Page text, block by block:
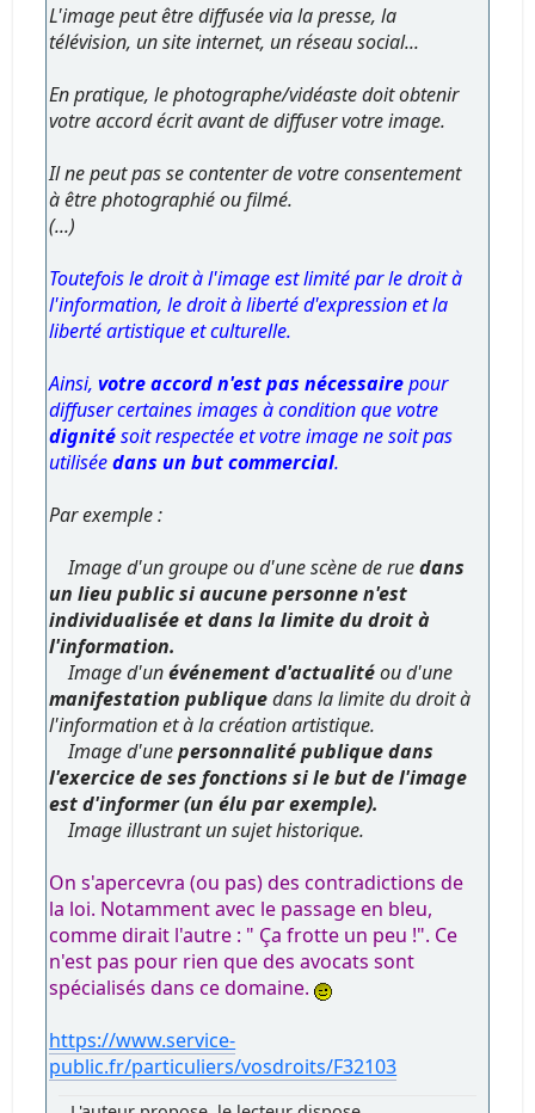
L'image peut être diffusée via la presse, la
télévision, un site internet, un réseau social...
En pratique, le photographe/vidéaste doit obtenir
votre accord écrit avant de diffuser votre image.
Il ne peut pas se contenter de votre consentement
à être photographié ou filmé.
(...)
Toutefois le droit à l'image est limité par le droit à
l'information, le droit à liberté d'expression et la
liberté artistique et culturelle.
Ainsi,votre accord n'est pas nécessairepour
diffuser certaines images à condition que votre
dignitésoit respectée et votre image ne soit pas
utiliséedans un but commercial.
Par exemple :
Image d'un groupe ou d'une scène de ruedans
un lieu public si aucune personne n'est
individualisée et dans la limite du droit à
l'information.
Image d'unévénement d'actualitéou d'une
manifestation publiquedans la limite du droit à
l'information et à la création artistique.
Image d'unepersonnalité publique dans
l'exercice de ses fonctions si le but de l'image
est d'informer (un élu par exemple).
Image illustrant un sujet historique.
On s'apercevra (ou pas) des contradictions de
la loi. Notamment avec le passage en bleu,
comme dirait l'autre : " Ça frotte un peu !". Ce
n'est pas pour rien que des avocats sont
spécialisés dans ce domaine.
https://www.service-
public.fr/particuliers/vosdroits/F32103